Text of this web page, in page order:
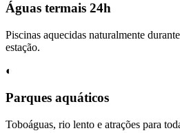
Águas termais 24h
Piscinas aquecidas naturalmente
estação.
◐
Parques aquáticos
Toboáguas, rio lento e atrações para